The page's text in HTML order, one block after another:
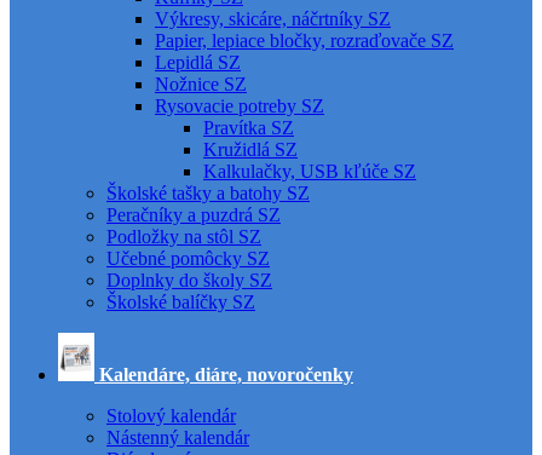
Výkresy, skicáre, náčrtníky SZ
Papier, lepiace bločky, rozraďovače SZ
Lepidlá SZ
Nožnice SZ
Rysovacie potreby SZ
Pravítka SZ
Kružidlá SZ
Kalkulačky, USB kľúče SZ
Školské tašky a batohy SZ
Peračníky a puzdrá SZ
Podložky na stôl SZ
Učebné pomôcky SZ
Doplnky do školy SZ
Školské balíčky SZ
Kalendáre, diáre, novoročenky
Stolový kalendár
Nástenný kalendár